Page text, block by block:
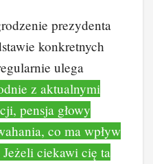
prezydenta
konkretnych
ulega
z aktualnymi
pensja głowy
co ma wpływ
ciekawi cię ta